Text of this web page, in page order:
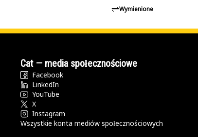
Wymienione
Cat — media społecznościowe
Facebook
LinkedIn
YouTube
X
Instagram
Wszystkie konta mediów społecznościowych